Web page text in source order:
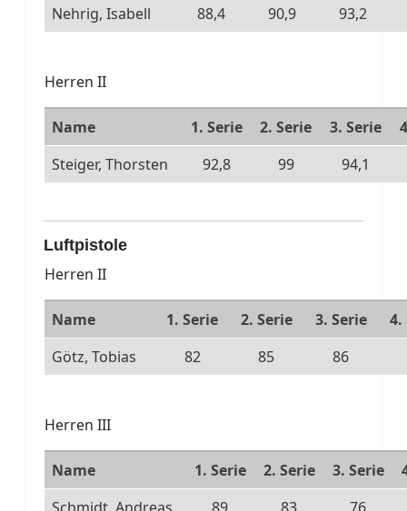
Nehrig, Isabell
88,4 90,9 93,2
Herren II
Name 1. Serie 2. Serie 3. Serie
Steiger, Thorsten
92,8 99 94,1
Luftpistole
Herren II
Name 1. Serie 2. Serie 3. Serie
4.
Götz, Tobias
82 85 86
Herren III
Name 1. Serie 2. Serie 3. Serie